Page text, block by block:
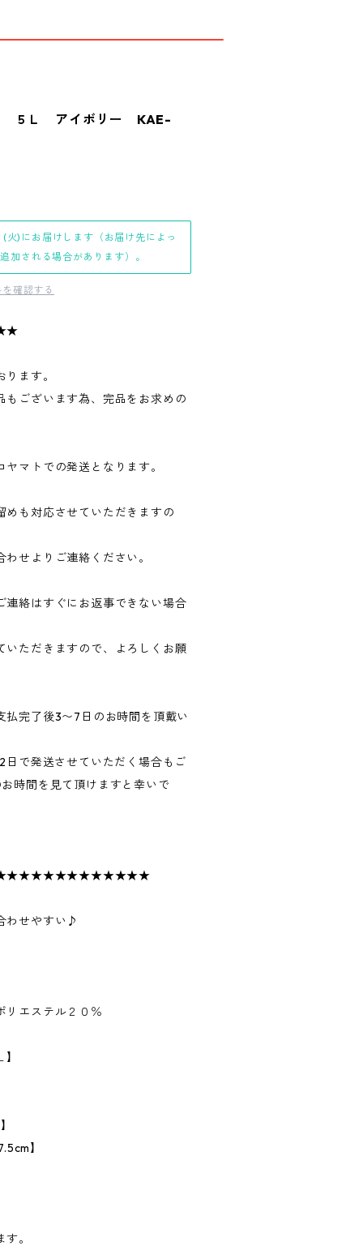
５Ｌ アイボリー KAE-
火)にお届けします（お届け先によっ
加される場合があります）。
確認する
ます。
ございます為、完品をお求めの
マトでの発送となります。
めも対応させていただきますの
せよりご連絡ください。
連絡はすぐにお返事できない場合
いただきますので、よろしくお願
払完了後3〜7日のお時間を頂戴い
日で発送させていただく場合もご
時間を見て頂けますと幸いで
わせやすい♪
エステル２０％
】
。